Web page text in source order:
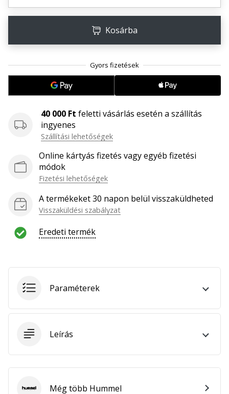
nézd
3 perces olvasási idő
a
kézilabda
nagykövete
Te
kézilabda-
őrült
mint
mi?
hozzánk
megjelenítése
Kosárba
40 000 Ft feletti vásárlás esetén a szállítás
ingyenes
Szállítási lehetőségek
Online kártyás fizetés vagy egyéb fizetési
módok
Fizetési lehetőségek
A termékeket 30 napon belül visszaküldheted
Visszaküldési szabályzat
Eredeti termék
Paraméterek
Leírás
Még több Hummel